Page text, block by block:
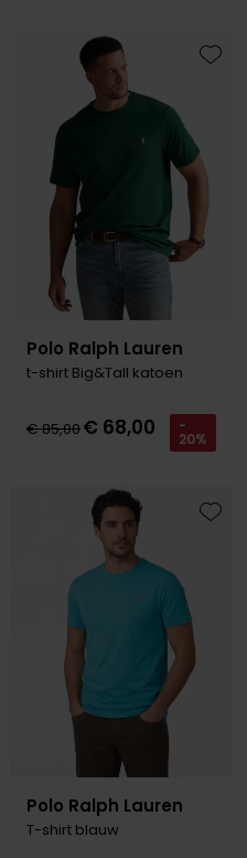
aan favorieten
Polo Ralph Lauren
t-shirt Big&Tall katoen
€ 85,00€ 68,00 -
20%
aan favorieten
Polo Ralph Lauren
T-shirt blauw